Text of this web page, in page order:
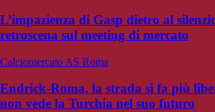
L’impazienza di Gasp dietro al
retroscena sul meeting di mercato
Calciomercato AS Roma
Endrick-Roma, la strada si fa più
non vede la Turchia nel suo futuro